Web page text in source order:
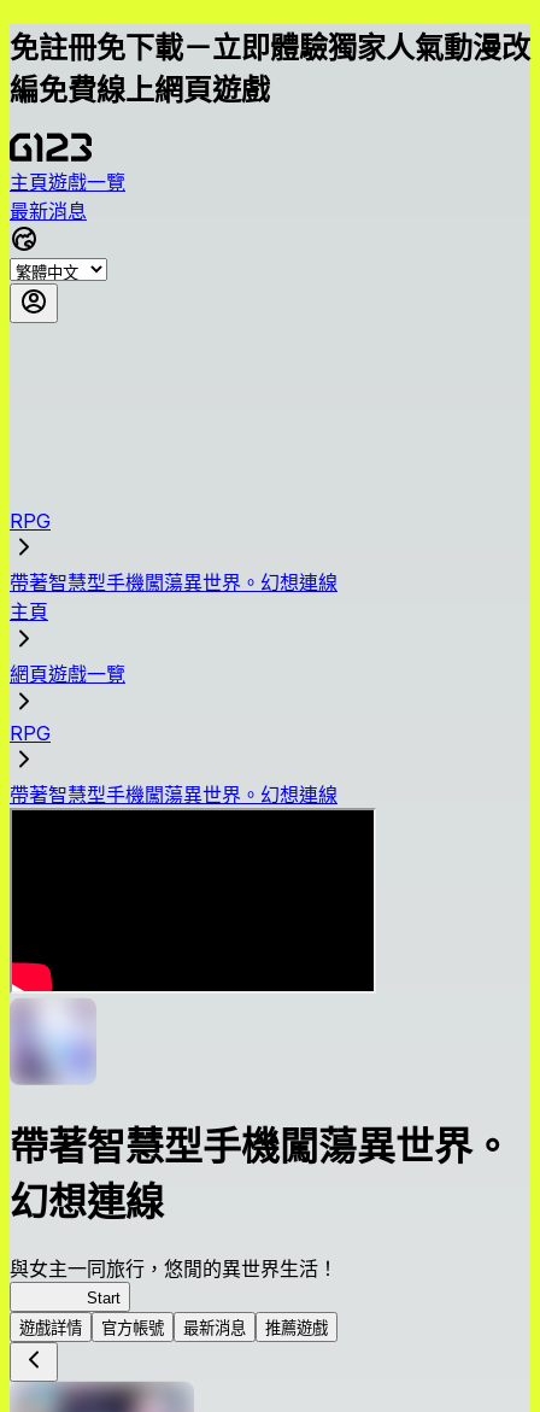
免註冊免下載－立即體驗獨家人氣動漫改
編免費線上網頁遊戲
主頁遊戲一覽
最新消息
RPG
帶著智慧型手機闖蕩異世界。幻想連線
主頁
網頁遊戲一覽
RPG
帶著智慧型手機闖蕩異世界。幻想連線
帶著智慧型手機闖蕩異世界。
幻想連線
與女主一同旅行，悠閒的異世界生活！
Start
遊戲詳情
官方帳號 最新消息 推薦遊戲